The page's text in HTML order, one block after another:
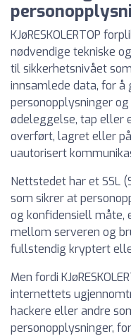
KJøRESKOLERTOP
nødvendige tekniske
til sikkerhetsnivået
innsamlede data, for
personopplysninger
ødeleggelse, tap eller
overført, lagret eller
uautorisert
Nettstedet har et SSL
som sikrer at
og konfidensiell måte,
mellom serveren og
fullstendig kryptert
Men fordi
internettets
hackere eller andre
personopplysninger,